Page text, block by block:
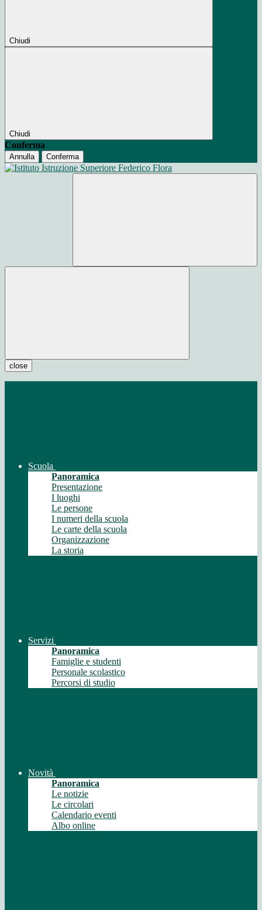
Chiudi
Chiudi
Conferma
Annulla Conferma
close
Scuola
Panoramica
Presentazione
I luoghi
Le persone
I numeri della scuola
Le carte della scuola
Organizzazione
La storia
Servizi
Panoramica
Famiglie e studenti
Personale scolastico
Percorsi di studio
Novità
Panoramica
Le notizie
Le circolari
Calendario eventi
Albo online